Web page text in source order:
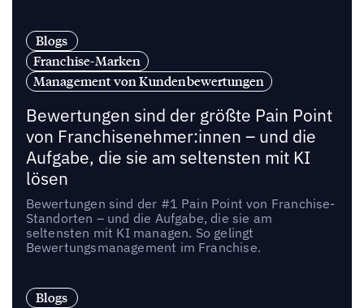
Blogs
Franchise-Marken
Management von Kundenbewertungen
Bewertungen sind der größte Pain Point
von Franchisenehmer:innen – und die
Aufgabe, die sie am seltensten mit KI
lösen
Bewertungen sind der #1 Pain Point von Franchise-
Standorten – und die Aufgabe, die sie am
seltensten mit KI managen. So gelingt
Bewertungsmanagement im Franchise.
Blogs